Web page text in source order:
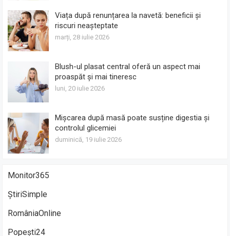
Viața după renunțarea la navetă: beneficii și
riscuri neașteptate
marți, 28 iulie 2026
Blush-ul plasat central oferă un aspect mai
proaspăt și mai tineresc
luni, 20 iulie 2026
Mișcarea după masă poate susține digestia și
controlul glicemiei
duminică, 19 iulie 2026
Monitor365
ȘtiriSimple
RomâniaOnline
Popești24